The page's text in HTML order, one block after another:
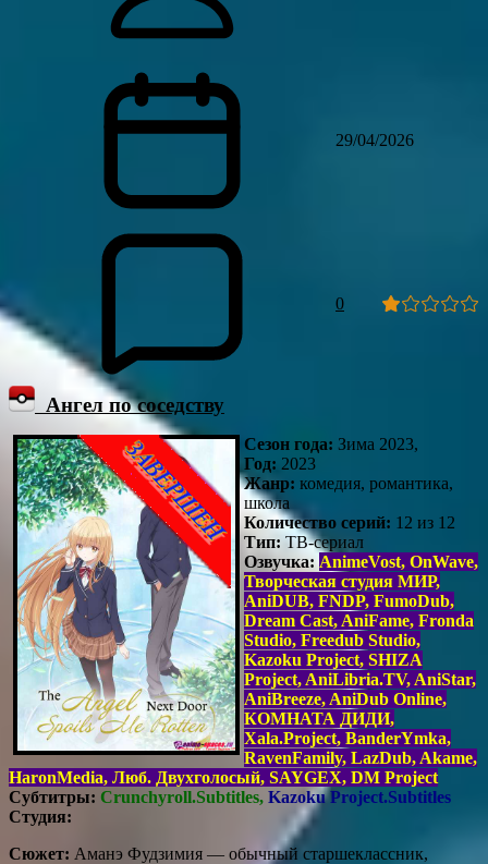
29/04/2026
0
Ангел по соседству
Сезон года: Зима 2023,
Год: 2023
Жанр: комедия, романтика,
школа
Количество серий: 12 из 12
Тип: ТВ-сериал
Озвучка: AnimeVost, OnWave,
Творческая студия МИР,
AniDUB, FNDP, FumoDub,
Dream Cast, AniFame, Fronda
Studio, Freedub Studio,
Kazoku Project, SHIZA
Project, AniLibria.TV, AniStar,
AniBreeze, AniDub Online,
КОМНАТА ДИДИ,
Xala.Project, BanderYmka,
RavenFamily, LazDub, Akame,
HaronMedia, Люб. Двухголосый, SAYGEX, DM Project
Субтитры: Crunchyroll.Subtitles, Kazoku Project.Subtitles
Студия:
Сюжет: Аманэ Фудзимия — обычный старшеклассник,